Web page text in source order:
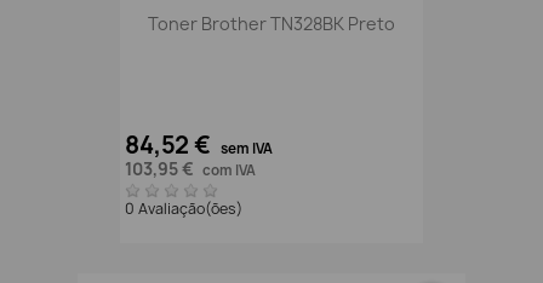
Toner Brother TN328BK Preto
84,52 € sem IVA
103,95 € com IVA
0 Avaliação(ões)